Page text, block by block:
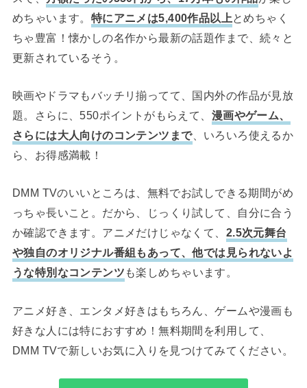
めちゃいます。 特にアニメは5,400作品以上とめちゃく
ちゃ豊富！懐かしの名作から最新の話題作まで、続々と
更新されているそう。
映画やドラマもバッチリ揃ってて、国内外の作品が見放
題。さらに、550ポイントがもらえて、 漫画やゲーム、
さらには大人向けのコンテンツまで、いろいろ使えるか
ら、お得感満載！
DMM TVのいいところは、無料でお試しできる期間がめ
っちゃ長いこと。だから、じっくり試して、自分に合う
か確認できます。アニメだけじゃなくて、 2.5次元舞台
や独自のオリジナル番組もあって、他では見られないよ
うな特別なコンテンツ も楽しめちゃいます。
アニメ好き、エンタメ好きはもちろん、ゲームや漫画も
好きな人には特におすすめ！無料期間を利用して、
DMM TVで新しいお気に入りを見つけてみてください。